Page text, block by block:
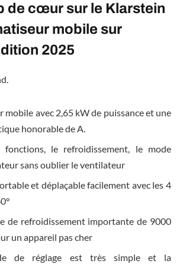
de cœur sur le Klarstein
mobile sur
2025
mobile avec 2,65 kW de puissance et une
honorable de A.
le refroidissement, le mode
sans oublier le ventilateur
et déplaçable facilement avec les 4
de refroidissement importante de 9000
un appareil pas cher
de réglage est très simple et la